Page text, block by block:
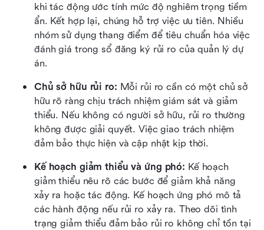
khi tác động ước tính mức độ nghiêm trọng tiềm
ẩn. Kết hợp lại, chúng hỗ trợ việc ưu tiên. Nhiều
nhóm sử dụng thang điểm để tiêu chuẩn hóa việc
đánh giá trong sổ đăng ký rủi ro của quản lý dự
án.
Chủ sở hữu rủi ro: Mỗi rủi ro cần có một chủ sở
hữu rõ ràng chịu trách nhiệm giám sát và giảm
thiểu. Nếu không có người sở hữu, rủi ro thường
không được giải quyết. Việc giao trách nhiệm
đảm bảo thực hiện và cập nhật kịp thời.
Kế hoạch giảm thiểu và ứng phó: Kế hoạch
giảm thiểu nêu rõ các bước để giảm khả năng
xảy ra hoặc tác động. Kế hoạch ứng phó mô tả
các hành động nếu rủi ro xảy ra. Theo dõi tình
trạng giảm thiểu đảm bảo rủi ro không chỉ tồn tại